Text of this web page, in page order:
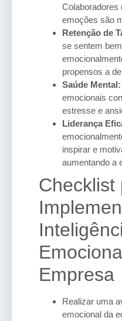
Colaboradores
emoções são
Retenção de
se sentem
propensos a
Saúde Mental:
emocionais
estresse e
Liderança
inspirar e
aumentando a
Checklist
Empresa
Realizar uma
emocional da